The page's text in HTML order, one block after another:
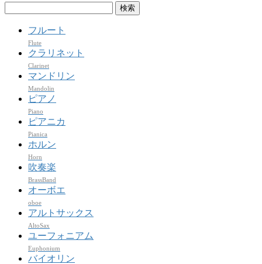
フルート
Flute
クラリネット
Clarinet
マンドリン
Mandolin
ピアノ
Piano
ピアニカ
Pianica
ホルン
Horn
吹奏楽
BrassBand
オーボエ
oboe
アルトサックス
AltoSax
ユーフォニアム
Euphonium
バイオリン